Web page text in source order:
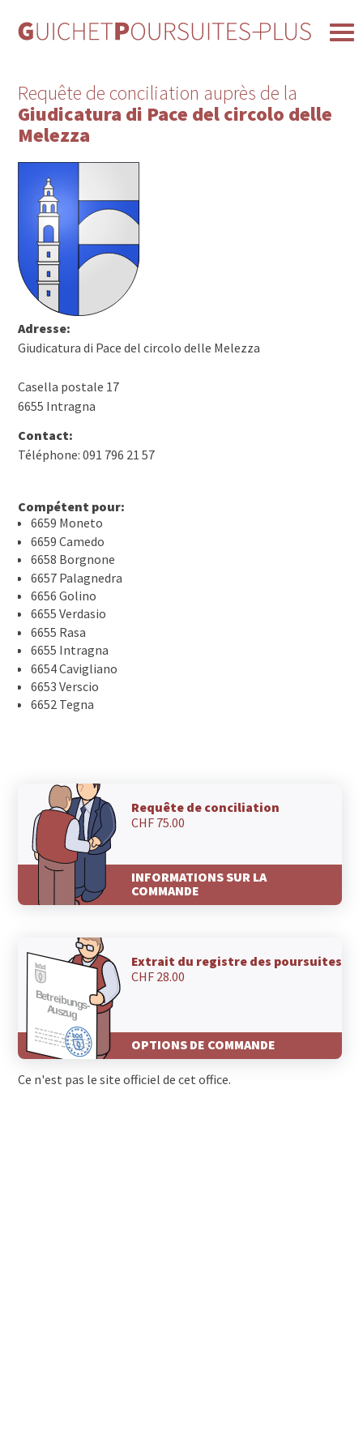
Requête de conciliation auprès de la
Giudicatura di Pace del circolo delle
Melezza
Adresse:
Giudicatura di Pace del circolo delle Melezza
Casella postale 17
6655 Intragna
Contact:
Téléphone: 091 796 21 57
Compétent pour:
6659 Moneto
6659 Camedo
6658 Borgnone
6657 Palagnedra
6656 Golino
6655 Verdasio
6655 Rasa
6655 Intragna
6654 Cavigliano
6653 Verscio
6652 Tegna
Requête de conciliation
CHF 75.00
INFORMATIONS SUR LA
COMMANDE
Extrait du registre des poursuites
CHF 28.00
OPTIONS DE COMMANDE
Ce n'est pas le site officiel de cet office.